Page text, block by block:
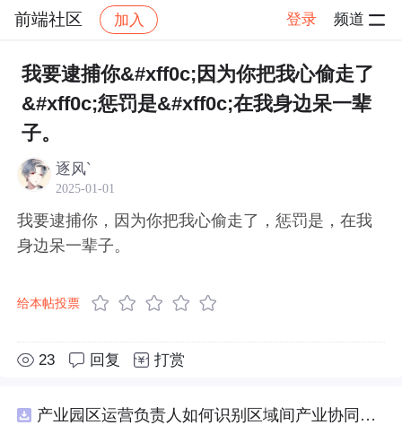
前端社区 加入 登录 频道
社区 前端社区 感慨 帖子详情
我要逮捕你&#xff0c;因为你把我心偷走了
&#xff0c;惩罚是&#xff0c;在我身边呆一辈
子。
逐风`
2025-01-01
我要逮捕你，因为你把我心偷走了，惩罚是，在我
身边呆一辈子。
给本帖投票
23 回复 打赏
产业园区运营负责人如何识别区域间产业协同机会？.docx